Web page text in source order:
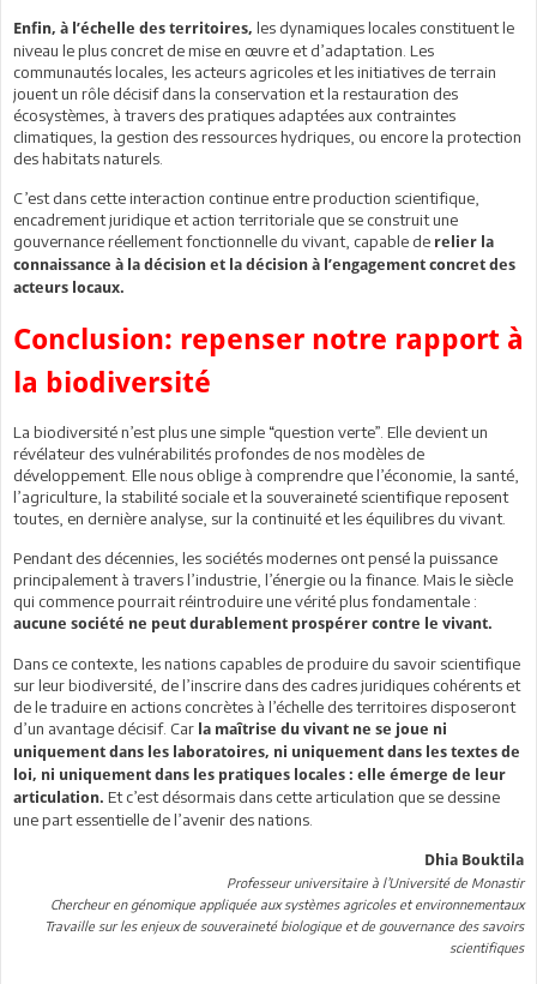
Enfin, à l’échelle des territoires, les dynamiques locales constituent le
niveau le plus concret de mise en œuvre et d’adaptation. Les
communautés locales, les acteurs agricoles et les initiatives de terrain
jouent un rôle décisif dans la conservation et la restauration des
écosystèmes, à travers des pratiques adaptées aux contraintes
climatiques, la gestion des ressources hydriques, ou encore la protection
des habitats naturels.
C’est dans cette interaction continue entre production scientifique,
encadrement juridique et action territoriale que se construit une
gouvernance réellement fonctionnelle du vivant, capable de relier la
connaissance à la décision et la décision à l’engagement concret des
acteurs locaux.
Conclusion: repenser notre rapport à
la biodiversité
La biodiversité n’est plus une simple “question verte”. Elle devient un
révélateur des vulnérabilités profondes de nos modèles de
développement. Elle nous oblige à comprendre que l’économie, la santé,
l’agriculture, la stabilité sociale et la souveraineté scientifique reposent
toutes, en dernière analyse, sur la continuité et les équilibres du vivant.
Pendant des décennies, les sociétés modernes ont pensé la puissance
principalement à travers l’industrie, l’énergie ou la finance. Mais le siècle
qui commence pourrait réintroduire une vérité plus fondamentale :
aucune société ne peut durablement prospérer contre le vivant.
Dans ce contexte, les nations capables de produire du savoir scientifique
sur leur biodiversité, de l’inscrire dans des cadres juridiques cohérents et
de le traduire en actions concrètes à l’échelle des territoires disposeront
d’un avantage décisif. Car la maîtrise du vivant ne se joue ni
uniquement dans les laboratoires, ni uniquement dans les textes de
loi, ni uniquement dans les pratiques locales : elle émerge de leur
articulation. Et c’est désormais dans cette articulation que se dessine
une part essentielle de l’avenir des nations.
Dhia Bouktila
Professeur universitaire à l’Université de Monastir
Chercheur en génomique appliquée aux systèmes agricoles et environnementaux
Travaille sur les enjeux de souveraineté biologique et de gouvernance des savoirs
scientifiques